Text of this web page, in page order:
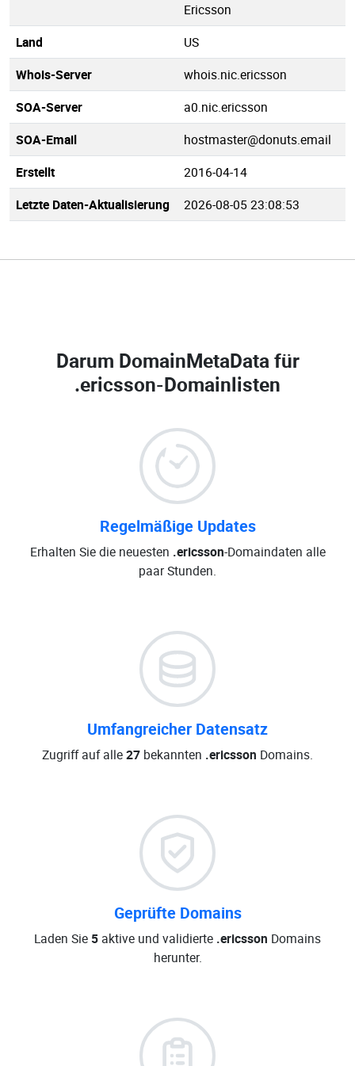
Ericsson
Land
US
Whois-Server
whois.nic.ericsson
SOA-Server
a0.nic.ericsson
SOA-Email
hostmaster@donuts.email
Erstellt
2016-04-14
Letzte Daten-Aktualisierung
2026-08-05 23:08:53
Darum DomainMetaData für
.ericsson-Domainlisten
Regelmäßige Updates
Erhalten Sie die neuesten .ericsson-Domaindaten alle
paar Stunden.
Umfangreicher Datensatz
Zugriff auf alle27 bekannten .ericsson Domains.
Geprüfte Domains
Laden Sie 5 aktive und validierte .ericsson Domains
herunter.